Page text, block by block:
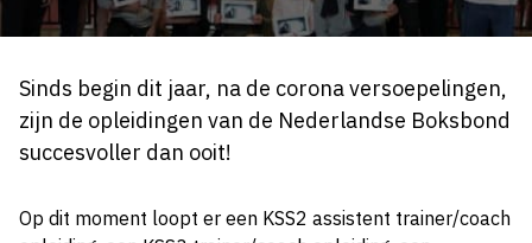
Sinds begin dit jaar, na de corona versoepelingen,
zijn de opleidingen van de Nederlandse Boksbond
succesvoller dan ooit!
Op dit moment loopt er een KSS2 assistent trainer/coach